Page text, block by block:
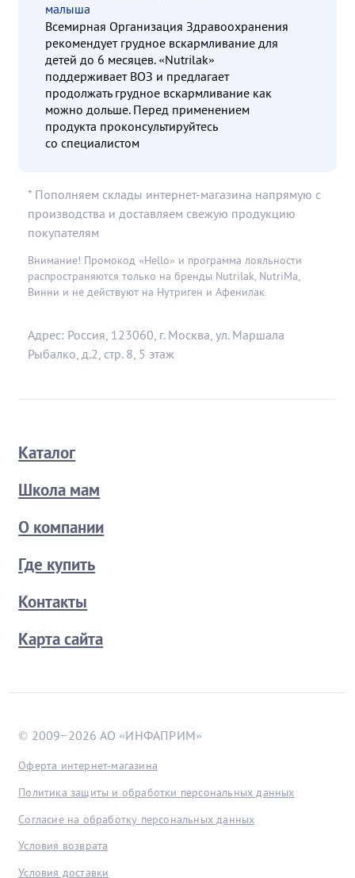
малыша
Всемирная Организация Здравоохранения
рекомендует грудное вскармливание для
детей до 6 месяцев. «Nutrilak»
поддерживает ВОЗ и предлагает
продолжать грудное вскармливание как
можно дольше. Перед применением
продукта проконсультируйтесь
со специалистом
* Пополняем склады интернет-магазина напрямую с
производства и доставляем свежую продукцию
покупателям
Внимание! Промокод «Hello» и программа лояльности
распространяются только на бренды Nutrilak, NutriMa,
Винни и не действуют на Нутриген и Афенилак.
Адрес: Россия, 123060, г. Москва, ул. Маршала
Рыбалко, д.2, стр. 8, 5 этаж
Каталог
Школа мам
О компании
Где купить
Контакты
Карта сайта
© 2009−2026 АО «ИНФАПРИМ»
Оферта интернет-магазина
Политика защиты и обработки персональных данных
Согласие на обработку персональных данных
Условия возврата
Условия доставки